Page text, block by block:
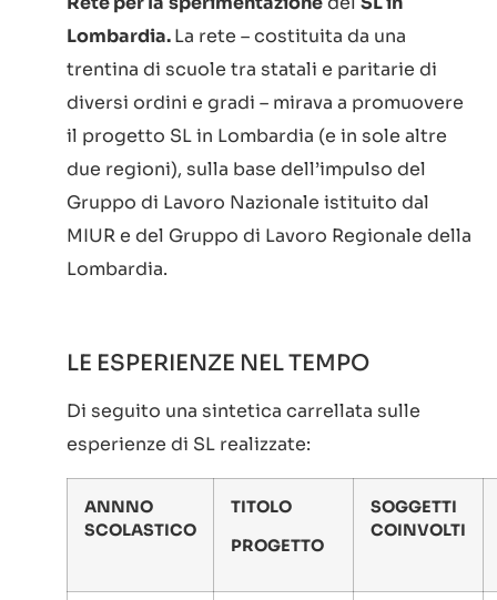
Lombardia.La rete – costituita da una
trentina di scuole tra statali e paritarie di
diversi ordini e gradi – mirava a promuovere
il progetto SL in Lombardia (e in sole altre
due regioni), sulla base dell’impulso del
Gruppo di Lavoro Nazionale istituito dal
MIUR e del Gruppo di Lavoro Regionale della
Lombardia.
LE ESPERIENZE NEL TEMPO
Di seguito una sintetica carrellata sulle
esperienze di SL realizzate:
ANNNO
SCOLASTICO
TITOLO
PROGETTO
SOGGETTI
COINVOLTI